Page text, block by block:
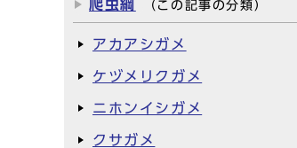
爬虫綱 （この記事の分類）
アカアシガメ
ケヅメリクガメ
ニホンイシガメ
クサガメ